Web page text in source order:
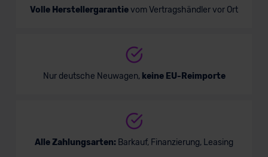
Volle Herstellergarantievom Vertragshändler vor Ort
Nur deutsche Neuwagen, keine EU-Reimporte
Alle Zahlungsarten: Barkauf, Finanzierung, Leasing